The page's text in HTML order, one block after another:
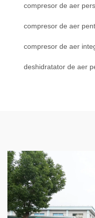
compresor de aer
compresor de aer
compresor de aer
deshidratator de aer